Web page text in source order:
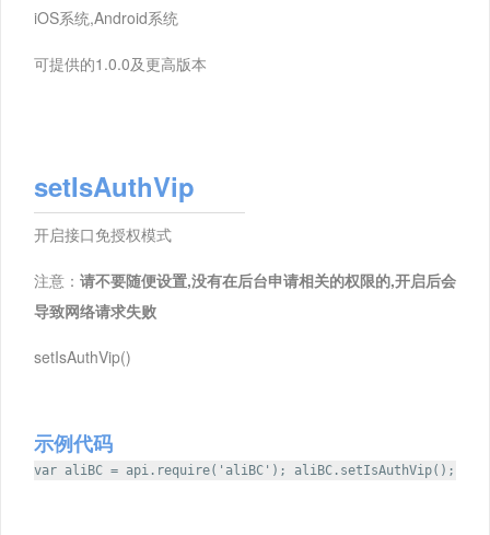
iOS系统,Android系统
可提供的1.0.0及更高版本
setIsAuthVip
开启接口免授权模式
注意： 请不要随便设置,没有在后台申请相关的权限的,开启后会
导致网络请求失败
setIsAuthVip()
示例代码
var aliBC = api.require('aliBC'); aliBC.setIsAuthVip();